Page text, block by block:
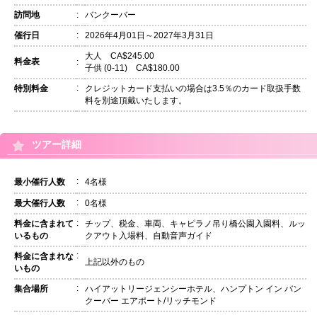
訪問地 : バンクーバー
催行日 : 2026年4月01日～2027年3月31日
料金表 :
大人 CA$245.00
子供 (0-11) CA$180.00
特別料金 :
クレジットカード支払いの場合は3.5％のカード取扱手数
料を別途頂戴いたします。
ツアー詳細
最小催行人数 : 4名様
最大催行人数 : 0名様
料金に含まれて
いるもの
:
チップ、税金、車両、キャピラノ吊り橋公園入園料、ルッ
クアウト入場料、自動音声ガイド
料金に含まれな
いもの
:
上記以外のもの
集合場所 :
ハイアットリージェンシーホテル、ハンプトン イン バン
クーバー エアポート/リッチモンド